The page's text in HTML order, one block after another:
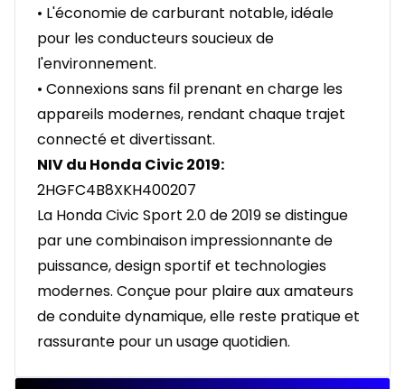
• L'économie de carburant notable, idéale
pour les conducteurs soucieux de
l'environnement.
• Connexions sans fil prenant en charge les
appareils modernes, rendant chaque trajet
connecté et divertissant.
NIV du Honda Civic 2019:
2HGFC4B8XKH400207
La Honda Civic Sport 2.0 de 2019 se distingue
par une combinaison impressionnante de
puissance, design sportif et technologies
modernes. Conçue pour plaire aux amateurs
de conduite dynamique, elle reste pratique et
rassurante pour un usage quotidien.